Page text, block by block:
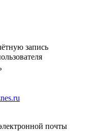
запись
почты